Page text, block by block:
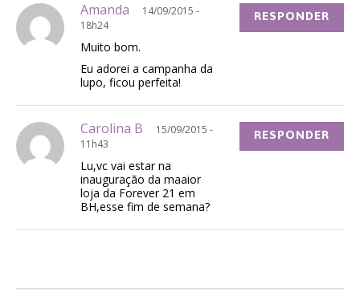
Amanda
14/09/2015 -
18h24
Muito bom.
Eu adorei a campanha da
lupo, ficou perfeita!
RESPONDER
Carolina B
15/09/2015 -
11h43
Lu,vc vai estar na
inauguração da maaior
loja da Forever 21 em
BH,esse fim de semana?
RESPONDER